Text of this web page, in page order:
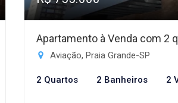
Apartamento à Venda com 2
Aviação, Praia Grande-SP
2 Quartos 2 Banheiros 2